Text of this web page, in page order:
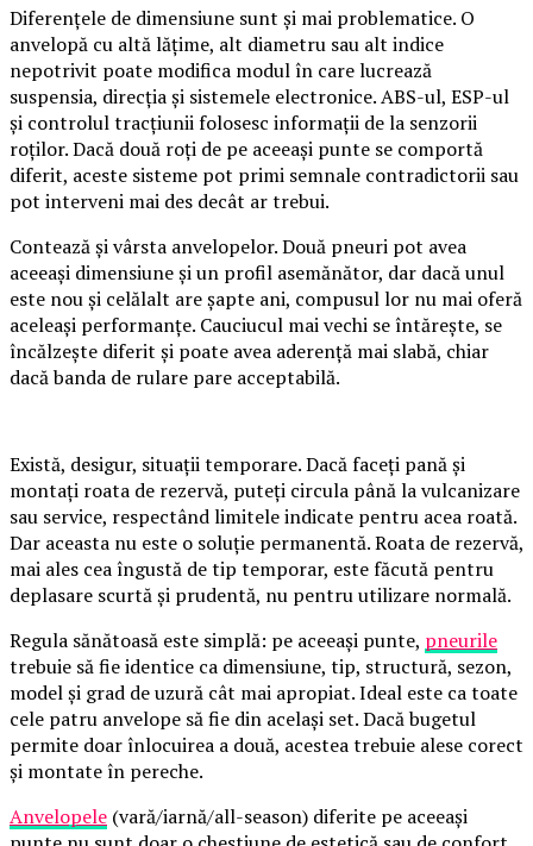
Diferențele de dimensiune sunt și mai problematice. O
anvelopă cu altă lățime, alt diametru sau alt indice
nepotrivit poate modifica modul în care lucrează
suspensia, direcția și sistemele electronice. ABS-ul, ESP-ul
și controlul tracțiunii folosesc informații de la senzorii
roților. Dacă două roți de pe aceeași punte se comportă
diferit, aceste sisteme pot primi semnale contradictorii sau
pot interveni mai des decât ar trebui.
Contează și vârsta anvelopelor. Două pneuri pot avea
aceeași dimensiune și un profil asemănător, dar dacă unul
este nou și celălalt are șapte ani, compusul lor nu mai oferă
aceleași performanțe. Cauciucul mai vechi se întărește, se
încălzește diferit și poate avea aderență mai slabă, chiar
dacă banda de rulare pare acceptabilă.
Există, desigur, situații temporare. Dacă faceți pană și
montați roata de rezervă, puteți circula până la vulcanizare
sau service, respectând limitele indicate pentru acea roată.
Dar aceasta nu este o soluție permanentă. Roata de rezervă,
mai ales cea îngustă de tip temporar, este făcută pentru
deplasare scurtă și prudentă, nu pentru utilizare normală.
Regula sănătoasă este simplă: pe aceeași punte, pneurile
trebuie să fie identice ca dimensiune, tip, structură, sezon,
model și grad de uzură cât mai apropiat. Ideal este ca toate
cele patru anvelope să fie din același set. Dacă bugetul
permite doar înlocuirea a două, acestea trebuie alese corect
și montate în pereche.
Anvelopele (vară/iarnă/all-season) diferite pe aceeași